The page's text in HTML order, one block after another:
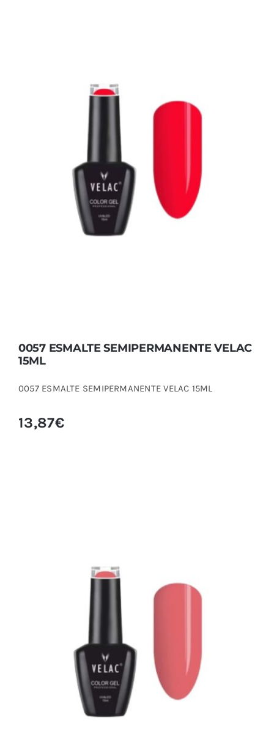
0057 ESMALTE SEMIPERMANENTE VELAC
15ML
0057 ESMALTE SEMIPERMANENTE VELAC
15ML
0057 ESMALTE SEMIPERMANENTE VELAC 15ML
13,87€
0067 ESMALTE SEMI VELAC 15ML